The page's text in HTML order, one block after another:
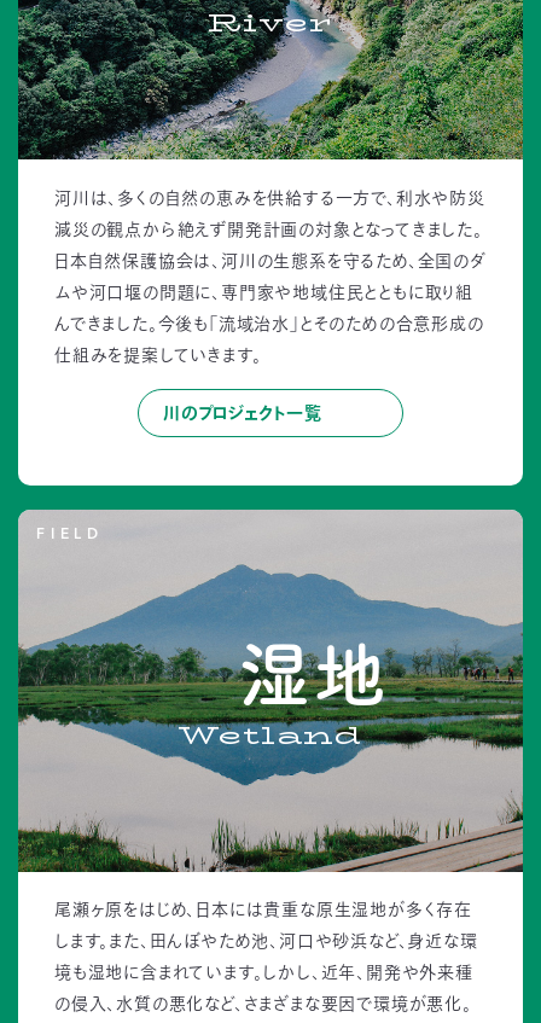
River
河川は、多くの自然の恵みを供給する一方で、利水や防災
減災の観点から絶えず開発計画の対象となってきました。
日本自然保護協会は、河川の生態系を守るため、全国のダ
ムや河口堰の問題に、専門家や地域住民とともに取り組
んできました。今後も「流域治水」とそのための合意形成の
仕組みを提案していきます。
川のプロジェクト一覧
FIELD
湿地
Wetland
尾瀬ヶ原をはじめ、日本には貴重な原生湿地が多く存在
します。また、田んぼやため池、河口や砂浜など、身近な環
境も湿地に含まれています。しかし、近年、開発や外来種
の侵入、水質の悪化など、さまざまな要因で環境が悪化。